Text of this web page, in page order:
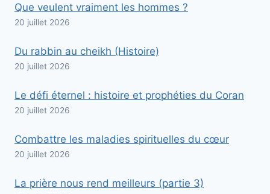
Que veulent vraiment les hommes ?
20 juillet 2026
Du rabbin au cheikh (Histoire)
20 juillet 2026
Le défi éternel : histoire et prophéties du Coran
20 juillet 2026
Combattre les maladies spirituelles du cœur
20 juillet 2026
La prière nous rend meilleurs (partie 3)